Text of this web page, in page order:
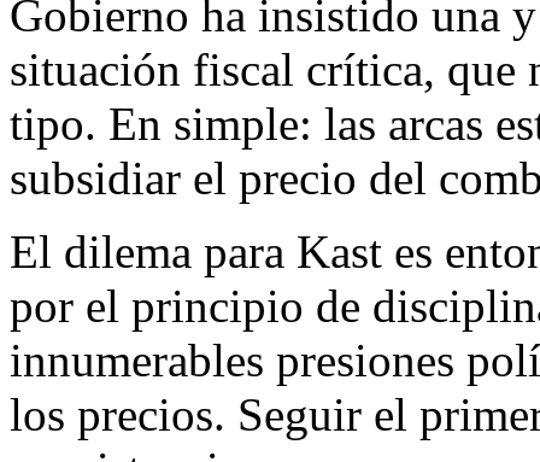
Gobierno ha insistido una
situación fiscal crítica, que
tipo. En simple: las arcas
subsidiar el precio del
El dilema para Kast es
por el principio de
innumerables presiones
los precios. Seguir el